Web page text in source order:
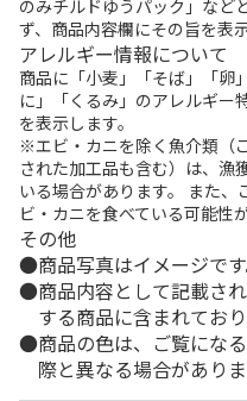
のみチルドゆうパック」など
ず、商品内容欄にその旨を表
アレルギー情報について
商品に「小麦」「そば」「卵
に」「くるみ」のアレルギー
を表示します。
※エビ・カニを除く魚介類（
された加工品も含む）は、漁
いる場合があります。 また
ビ・カニを食べている可能性
その他
商品写真はイメージです
商品内容として記載さ
する商品に含まれており
商品の色は、ご覧にな
際と異なる場合がありま